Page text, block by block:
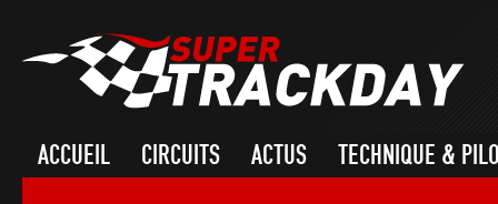
ACCUEIL CIRCUITS ACTUS TECHNIQUE &